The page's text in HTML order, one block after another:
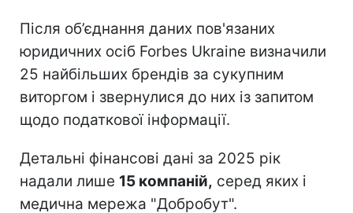
Після об’єднання даних пов'язаних
юридичних осіб Forbes Ukraine визначили
25 найбільших брендів за сукупним
виторгом і звернулися до них із запитом
щодо податкової інформації.
Детальні фінансові дані за 2025 рік
надали лише 15 компаній, серед яких і
медична мережа "Добробут".